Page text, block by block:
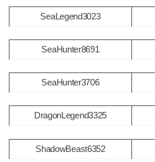
SeaLegend3023
SeaHunter8691
SeaHunter3706
DragonLegend3325
ShadowBeast6352